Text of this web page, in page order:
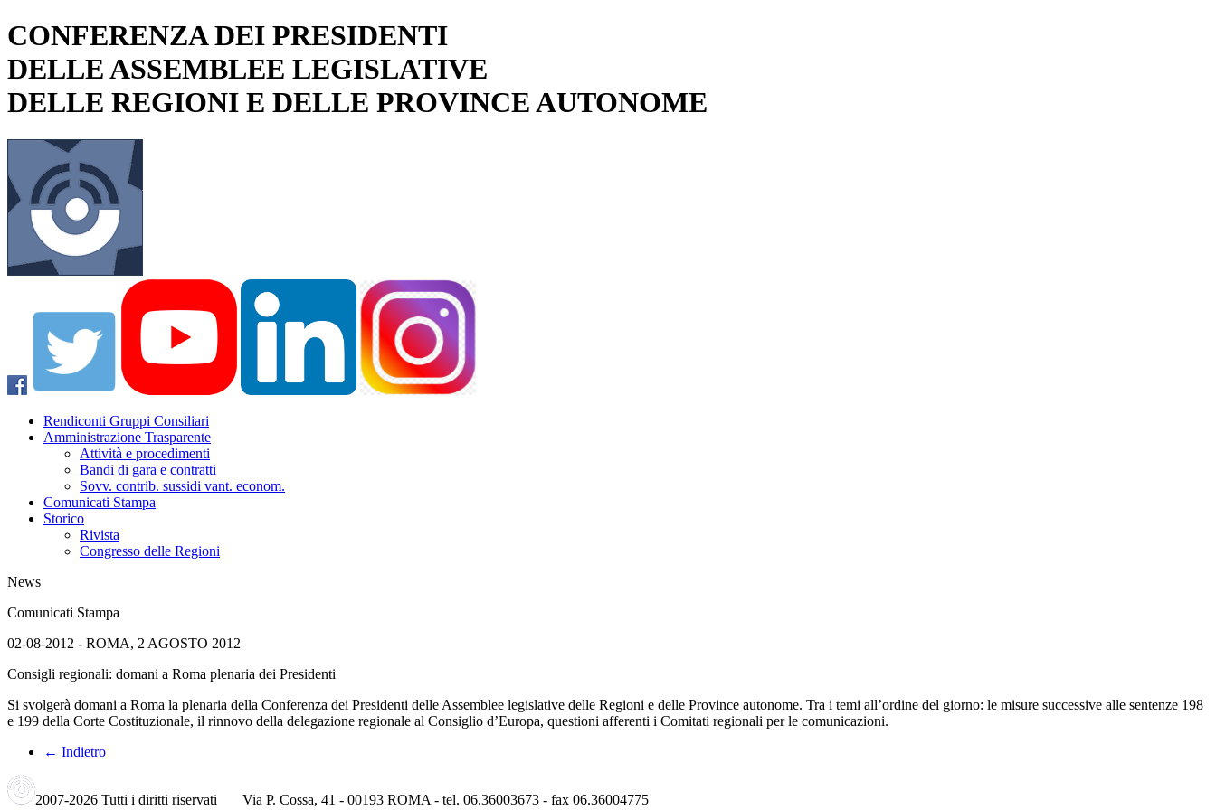
CONFERENZA DEI PRESIDENTI
DELLE ASSEMBLEE LEGISLATIVE
DELLE REGIONI E DELLE PROVINCE AUTONOME
Rendiconti Gruppi Consiliari
Amministrazione Trasparente
Attività e procedimenti
Bandi di gara e contratti
Sovv. contrib. sussidi vant. econom.
Comunicati Stampa
Storico
Rivista
Congresso delle Regioni
News
Comunicati Stampa
02-08-2012 - ROMA, 2 AGOSTO 2012
Consigli regionali: domani a Roma plenaria dei Presidenti
Si svolgerà domani a Roma la plenaria della Conferenza dei Presidenti delle Assemblee legislative delle Regioni e delle Province autonome. Tra i temi all’ordine del giorno: le misure successive alle sentenze 198
e 199 della Corte Costituzionale, il rinnovo della delegazione regionale al Consiglio d’Europa, questioni afferenti i Comitati regionali per le comunicazioni.
← Indietro
2007-2026 Tutti i diritti riservati Via P. Cossa, 41 - 00193 ROMA - tel. 06.36003673 - fax 06.36004775